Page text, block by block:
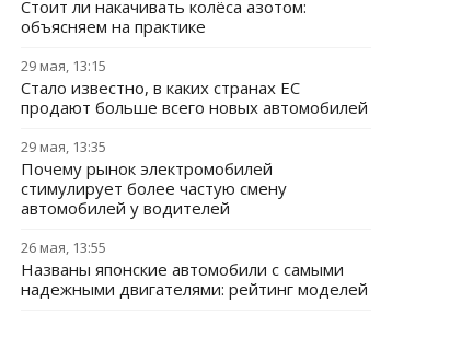
Стоит ли накачивать колёса азотом:
объясняем на практике
29 мая, 13:15
Стало известно, в каких странах ЕС
продают больше всего новых автомобилей
29 мая, 13:35
Почему рынок электромобилей
стимулирует более частую смену
автомобилей у водителей
26 мая, 13:55
Названы японские автомобили с самыми
надежными двигателями: рейтинг моделей